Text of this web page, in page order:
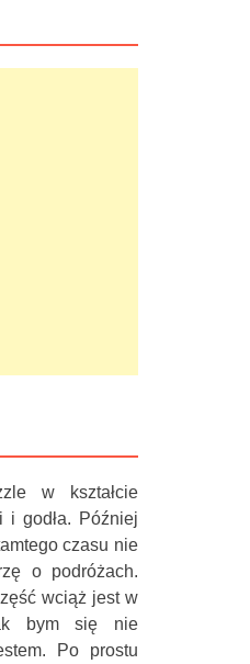
w kształcie
i godła. Później
czasu nie
o podróżach.
wciąż jest w
bym się nie
Po prostu